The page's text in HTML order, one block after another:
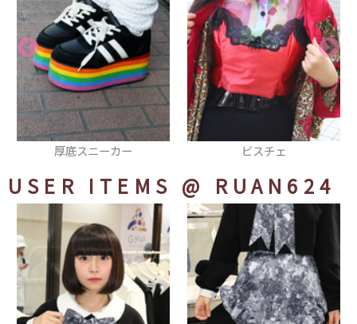
ビスチェ ショルダーバッグ
USER ITEMS @ RUAN624